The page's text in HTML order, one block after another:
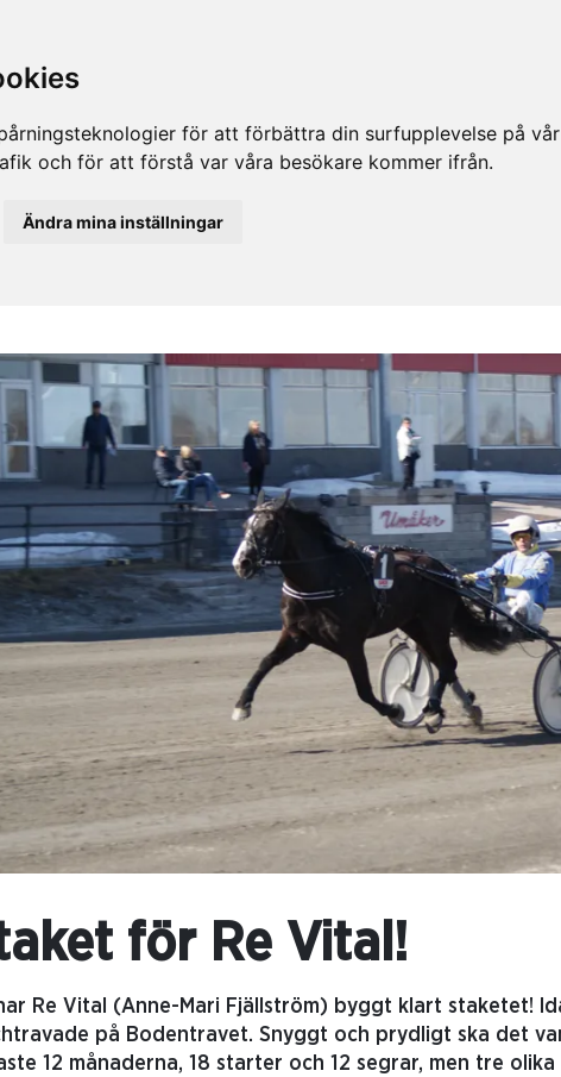
för att förbättra din surfupplevelse på
och för att förstå var våra besökare kommer ifrån.
Ändra mina inställningar
för Re Vital!
Re Vital (Anne-Mari Fjällström) byggt klart staketet!
på Bodentravet. Snyggt och prydligt ska det
12 månaderna, 18 starter och 12 segrar, men tre